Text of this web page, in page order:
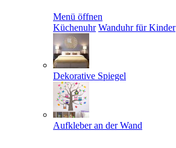
Menü öffnen
Küchenuhr Wanduhr für Kinder
Dekorative Spiegel
Aufkleber an der Wand